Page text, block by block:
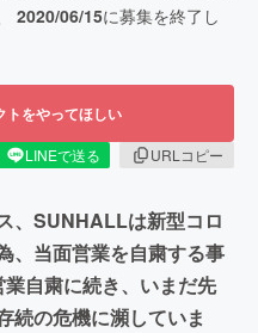
2020/06/15に募集を終了し
トをやってほしい
LINEで送る
URLコピー
、SUNHALLは新型コロ
、当面営業を自粛する事
自粛に続き、いまだ先
続の危機に瀕していま